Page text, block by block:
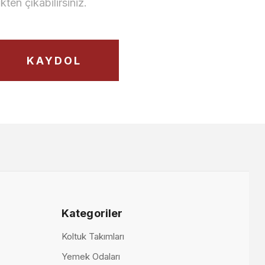
Grande Yemek Odası
çıkabilirsiniz.
KAYDOL
Kategoriler
Koltuk Takımları
Yemek Odaları